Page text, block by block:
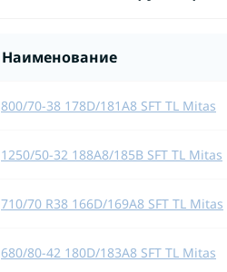
Наименование
800/70-38 178D/181A8 SFT TL Mitas
1250/50-32 188A8/185B SFT TL Mitas
710/70 R38 166D/169A8 SFT TL Mitas
680/80-42 180D/183A8 SFT TL Mitas